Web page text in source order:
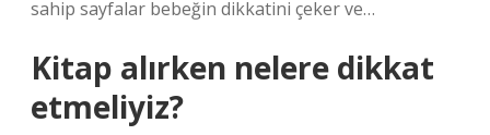
sahip sayfalar bebeğin dikkatini çeker ve…
Kitap alırken nelere dikkat
etmeliyiz?